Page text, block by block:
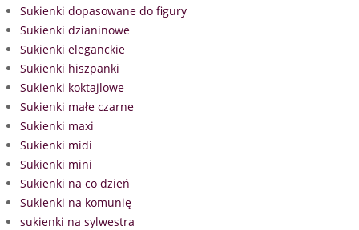
Sukienki dopasowane do figury
Sukienki dzianinowe
Sukienki eleganckie
Sukienki hiszpanki
Sukienki koktajlowe
Sukienki małe czarne
Sukienki maxi
Sukienki midi
Sukienki mini
Sukienki na co dzień
Sukienki na komunię
sukienki na sylwestra